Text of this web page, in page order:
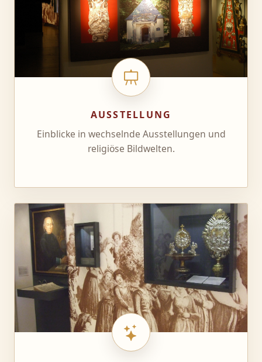
AUSSTELLUNG
Einblicke in wechselnde Ausstellungen und
religiöse Bildwelten.